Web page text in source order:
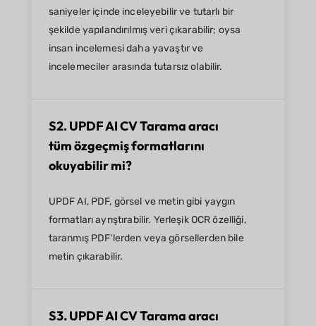
saniyeler içinde inceleyebilir ve tutarlı bir
şekilde yapılandırılmış veri çıkarabilir; oysa
insan incelemesi daha yavaştır ve
incelemeciler arasında tutarsız olabilir.
S2. UPDF AI CV Tarama aracı
tüm özgeçmiş formatlarını
okuyabilir mi?
UPDF AI, PDF, görsel ve metin gibi yaygın
formatları ayrıştırabilir. Yerleşik OCR özelliği,
taranmış PDF'lerden veya görsellerden bile
metin çıkarabilir.
S3. UPDF AI CV Tarama aracı